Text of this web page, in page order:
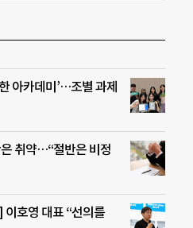
아카데미’…조별 과제
취약…“절반은 비정
호영 대표 “선의를